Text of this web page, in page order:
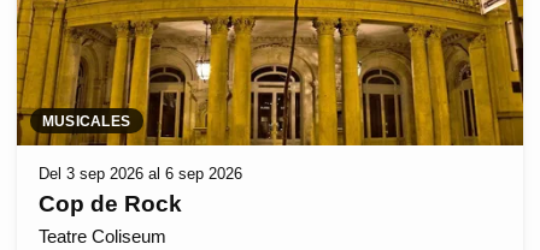
MUSICALES
Del 3 sep 2026 al 6 sep 2026
Cop de Rock
Teatre Coliseum